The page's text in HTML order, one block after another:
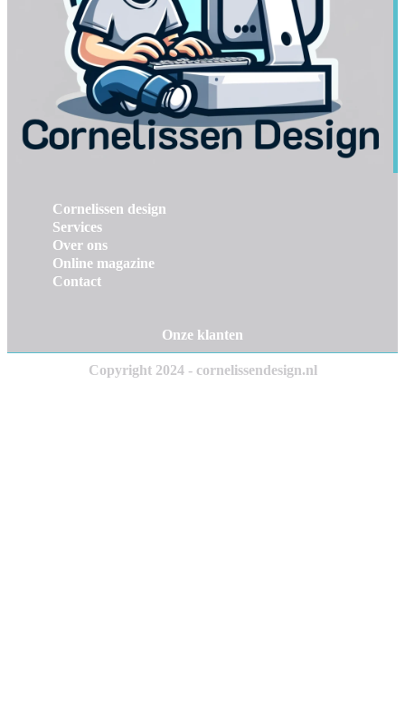
Cornelissen design
Services
Over ons
Online magazine
Contact
Onze klanten
Copyright 2024 - cornelissendesign.nl